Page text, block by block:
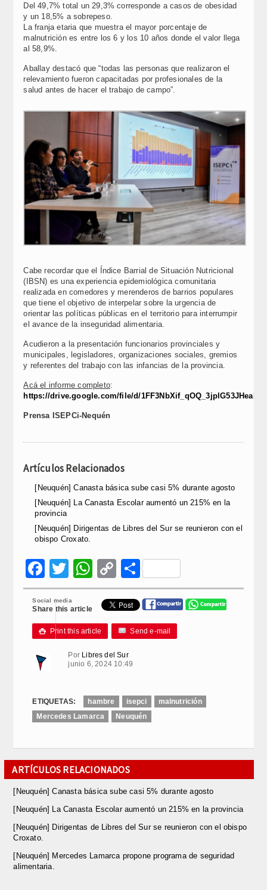
Del 49,7% total un 29,3% corresponde a casos de obesidad
y un 18,5% a sobrepeso.
La franja etaria que muestra el mayor porcentaje de
malnutrición es entre los 6 y los 10 años donde el valor llega
al 58,9%.
Aballay destacó que “todas las personas que realizaron el
relevamiento fueron capacitadas por profesionales de la
salud antes de hacer el trabajo de campo”.
Cabe recordar que el Índice Barrial de Situación Nutricional
(IBSN) es una experiencia epidemiológica comunitaria
realizada en comedores y merenderos de barrios populares
que tiene el objetivo de interpelar sobre la urgencia de
orientar las políticas públicas en el territorio para interrumpir
el avance de la inseguridad alimentaria.
Acudieron a la presentación funcionarios provinciales y
municipales, legisladores, organizaciones sociales, gremios
y referentes del trabajo con las infancias de la provincia.
Acá el informe completo:
https://drive.google.com/file/d/
Prensa ISEPCi-Nequén
Artículos Relacionados
[Neuquén] Canasta básica sube casi 5% durante agosto
[Neuquén] La Canasta Escolar aumentó un 215% en la
provincia
[Neuquén] Dirigentas de Libres del Sur se reunieron con el
obispo Croxato.
Facebook
Twitter
WhatsApp
Copy
Link
Compartir
Social media
Share this article
 Print this article Send e-mail
Por Libres del Sur
junio 6, 2024 10:49
ETIQUETAS: hambre isepci
malnutrición
Mercedes Lamarca
Neuquén
ARTÍCULOS RELACIONADOS
[Neuquén] Canasta básica sube casi 5% durante agosto
[Neuquén] La Canasta Escolar aumentó un 215% en la provincia
[Neuquén] Dirigentas de Libres del Sur se reunieron con el obispo
Croxato.
[Neuquén] Mercedes Lamarca propone programa de seguridad
alimentaria.